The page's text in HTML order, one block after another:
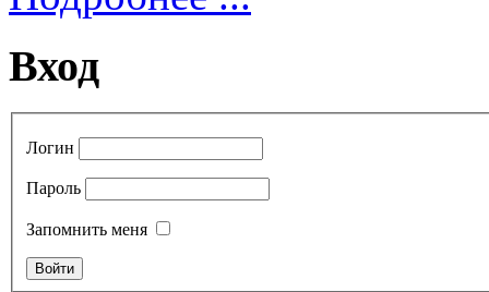
Вход
Логин
Пароль
Запомнить меня